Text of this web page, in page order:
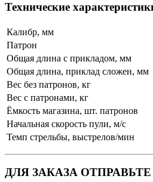
Технические
Калибр, мм
Патрон
Общая длина с прикладом, мм
Общая длина, приклад сложен, мм
Вес без патронов, кг
Вес с патронами, кг
Ёмкость магазина, шт. патронов
Начальная скорость пули, м/с
Темп стрельбы, выстрелов/мин
ДЛЯ ЗАКАЗА